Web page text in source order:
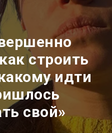
строить
идти
свой»